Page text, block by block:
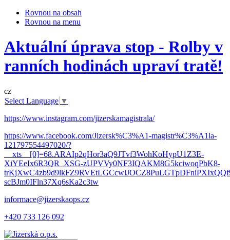
Rovnou na obsah
Rovnou na menu
Aktuální úprava stop - Rolby v
ranních hodinách upraví tratě!
cz
Select Language ▼
https://www.instagram.com/jizerskamagistrala/
https://www.facebook.com/Jizersk%C3%A1-magistr%C3%A1la-
121797554497020/?
__xts__[0]=68.ARAIp2qHor3aQ9JTvf3WohKoHypU1Z3E-
XiYEeIx6R3QR_XSG-zUPVVy0NF3IQAKM8G5kciwoqPbK8-
scBJm0IFln37Xq6sKa2c3tw
informace@jizerskaops.cz
+420 733 126 092